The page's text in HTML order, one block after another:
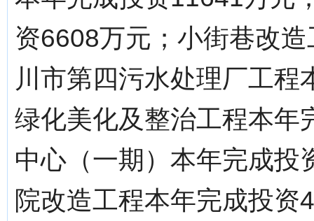
资6608万元；小街巷改
川市第四污水处理厂工
绿化美化及整治工程本年
中心（一期）本年完成投
院改造工程本年完成投资